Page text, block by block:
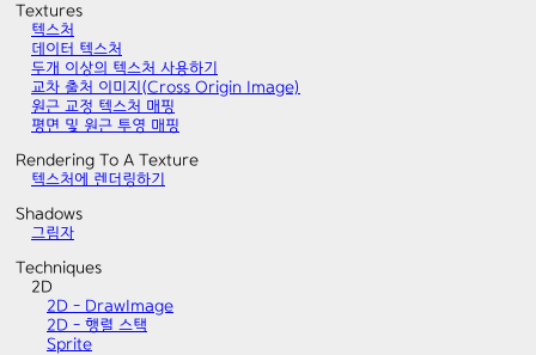
Textures
텍스처
데이터 텍스처
두개 이상의 텍스처 사용하기
교차 출처 이미지(Cross Origin Image)
원근 교정 텍스처 매핑
평면 및 원근 투영 매핑
Rendering To A Texture
텍스처에 렌더링하기
Shadows
그림자
Techniques
2D
2D - DrawImage
2D - 행렬 스택
Sprite